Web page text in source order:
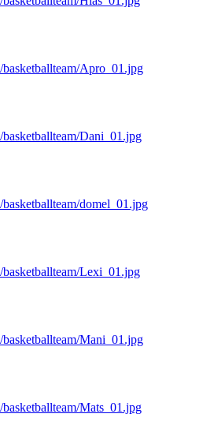
basketballteam/Apro_01.jpg
basketballteam/Dani_01.jpg
basketballteam/domel_01.jpg
basketballteam/Lexi_01.jpg
basketballteam/Mani_01.jpg
basketballteam/Mats_01.jpg